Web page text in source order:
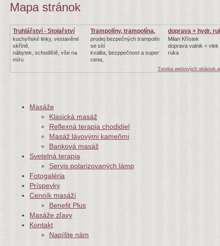
Mapa stránok
Truhlářství - Stolařství
kuchyňské linky, vestavěné
skříně,
nábytek, schodiště, vše na
míru
Trampolíny, trampolína,
prodej bezpečných trampolín
se sítí
kvalita, bezppečnost a super
cena,
doprava + hydr.
Milan Křístek
doprava valnik + vlek
ruka
Tvorba webových stránok
Masáže
Klasická masáž
Reflexná terapia chodidiel
Masáž lávovými kameňmi
Banková masáž
Svetelná terapia
Servis polarizovaných lámp
Fotogaléria
Príspevky
Cenník masáží
Benefit Plus
Masáže zľavy
Kontakt
Napíšte nám